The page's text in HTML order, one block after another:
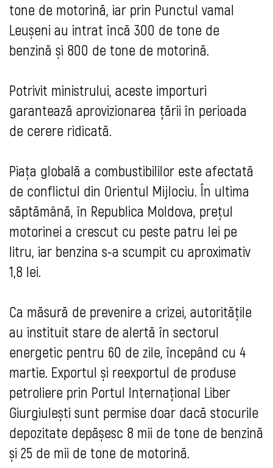
tone de motorină, iar prin Punctul vamal
Leușeni au intrat încă 300 de tone de
benzină și 800 de tone de motorină.
Potrivit ministrului, aceste importuri
garantează aprovizionarea țării în perioada
de cerere ridicată.
Piața globală a combustibililor este afectată
de conflictul din Orientul Mijlociu. În ultima
săptămână, în Republica Moldova, prețul
motorinei a crescut cu peste patru lei pe
litru, iar benzina s-a scumpit cu aproximativ
1,8 lei.
Ca măsură de prevenire a crizei, autoritățile
au instituit stare de alertă în sectorul
energetic pentru 60 de zile, începând cu 4
martie. Exportul și reexportul de produse
petroliere prin Portul Internațional Liber
Giurgiulești sunt permise doar dacă stocurile
depozitate depășesc 8 mii de tone de benzină
și 25 de mii de tone de motorină.